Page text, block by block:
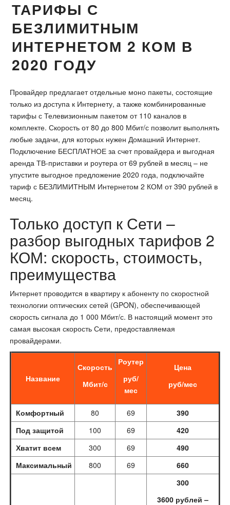
ТАРИФЫ С
БЕЗЛИМИТНЫМ
ИНТЕРНЕТОМ 2 КОМ В
2020 ГОДУ
Провайдер предлагает отдельные моно пакеты, состоящие
только из доступа к Интернету, а также комбинированные
тарифы с Телевизионным пакетом от 110 каналов в
комплекте. Скорость от 80 до 800 Мбит/с позволит выполнять
любые задачи, для которых нужен Домашний Интернет.
Подключение БЕСПЛАТНОЕ за счет провайдера и выгодная
аренда ТВ-приставки и роутера от 69 рублей в месяц – не
упустите выгодное предложение 2020 года, подключайте
тариф с БЕЗЛИМИТНЫМ Интернетом 2 КОМ от 390 рублей в
месяц.
Только доступ к Сети –
разбор выгодных тарифов 2
КОМ: скорость, стоимость,
преимущества
Интернет проводится в квартиру к абоненту по скоростной
технологии оптических сетей (GPON), обеспечивающей
скорость сигнала до 1 000 Мбит/с. В настоящий момент это
самая высокая скорость Сети, предоставляемая
провайдерами.
Название
Скорость
Мбит/с
Роутер
руб/
мес
Цена
руб/мес
Комфортный 80 69
390
Под защитой
100 69
420
Хватит всем
300 69
490
Максимальный
800 69 660
300
3600 рублей –